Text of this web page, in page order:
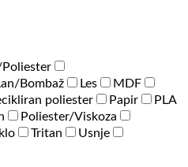
Poliester
Bombaž Les
MDF
poliester Papir
PLA
Poliester/Viskoza
Tritan
Usnje